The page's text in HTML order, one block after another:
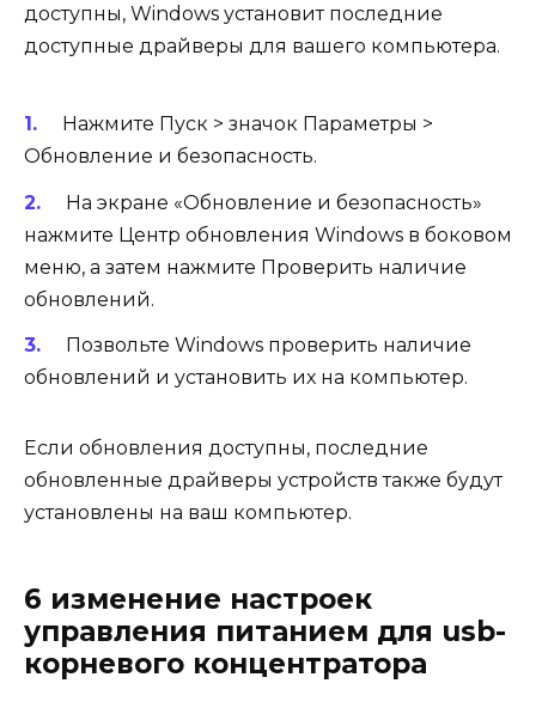
доступны, Windows установит последние
доступные драйверы для вашего компьютера.
Нажмите Пуск > значок Параметры >
Обновление и безопасность.
На экране «Обновление и безопасность»
нажмите Центр обновления Windows в боковом
меню, а затем нажмите Проверить наличие
обновлений.
Позвольте Windows проверить наличие
обновлений и установить их на компьютер.
Если обновления доступны, последние
обновленные драйверы устройств также будут
установлены на ваш компьютер.
6 изменение настроек
управления питанием для usb-
корневого концентратора